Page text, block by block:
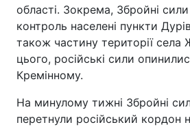
області. Зокрема, Збройні сили
контроль населені пункти
також частину території села
цього, російські сили
Кремінному.
На минулому тижні Збройні
перетнули російський кордон